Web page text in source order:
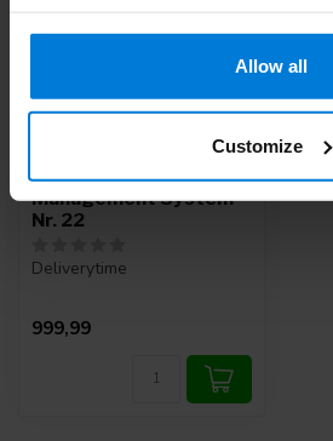
Allow all
Customize
Swann Morton Nicht-
Steriles Kleen Blade
Management System
Nr. 22
Deliverytime
999,99